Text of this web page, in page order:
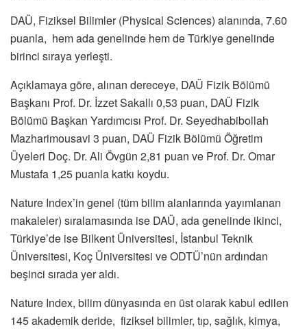
DAÜ, Fiziksel Bilimler (Physical Sciences) alanında, 7.60
puanla, hem ada genelinde hem de Türkiye genelinde
birinci sıraya yerleşti.
Açıklamaya göre, alınan dereceye, DAÜ Fizik Bölümü
Başkanı Prof. Dr. İzzet Sakallı 0,53 puan, DAÜ Fizik
Bölümü Başkan Yardımcısı Prof. Dr. Seyedhabibollah
Mazharimousavi 3 puan, DAÜ Fizik Bölümü Öğretim
Üyeleri Doç. Dr. Ali Övgün 2,81 puan ve Prof. Dr. Omar
Mustafa 1,25 puanla katkı koydu.
Nature Index’in genel (tüm bilim alanlarında yayımlanan
makaleler) sıralamasında ise DAÜ, ada genelinde ikinci,
Türkiye’de ise Bilkent Üniversitesi, İstanbul Teknik
Üniversitesi, Koç Üniversitesi ve ODTÜ’nün ardından
beşinci sırada yer aldı.
Nature Index, bilim dünyasında en üst olarak kabul edilen
145 akademik deride, fiziksel bilimler, tıp, sağlık, kimya,